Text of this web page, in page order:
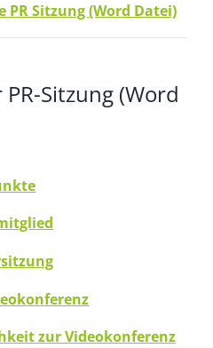
Sitzung (Word Datei)
Sitzung (Word
zur Videokonferenz